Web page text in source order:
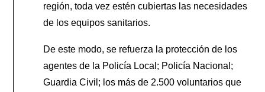
región, toda vez estén cubiertas las necesidades
de los equipos sanitarios.
De este modo, se refuerza la protección de los
agentes de la Policía Local; Policía Nacional;
Guardia Civil; los más de 2.500 voluntarios que